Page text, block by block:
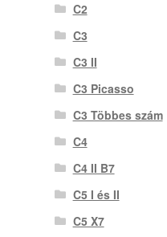
C2
C3
C3 II
C3 Picasso
C3 Többes szám
C4
C4 II B7
C5 I és II
C5 X7